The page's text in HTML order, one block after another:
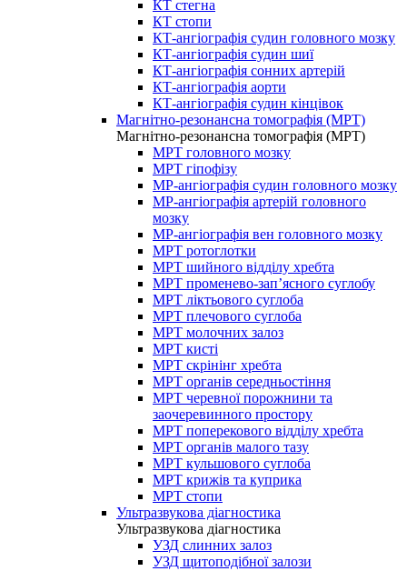
КТ стегна
КТ стопи
КТ-ангіографія судин головного мозку
КТ-ангіографія судин шиї
КТ-ангіографія сонних артерій
КТ-ангіографія аорти
КТ-ангіографія судин кінцівок
Магнітно-резонансна томографія (МРТ)
Магнітно-резонансна томографія (МРТ)
МРТ головного мозку
МРТ гіпофізу
МР-ангіографія судин головного мозку
МР-ангіографія артерій головного
мозку
МР-ангіографія вен головного мозку
МРТ ротоглотки
МРТ шийного відділу хребта
МРТ променево-зап’ясного суглобу
МРТ ліктьового суглоба
МРТ плечового суглоба
МРТ молочних залоз
МРТ кисті
МРТ скрінінг хребта
МРТ органів середньостіння
МРТ черевної порожнини та
заочеревинного простору
МРТ поперекового відділу хребта
МРТ органів малого тазу
МРТ кульшового суглоба
МРТ крижів та куприка
МРТ стопи
Ультразвукова діагностика
Ультразвукова діагностика
УЗД слинних залоз
УЗД щитоподібної залози